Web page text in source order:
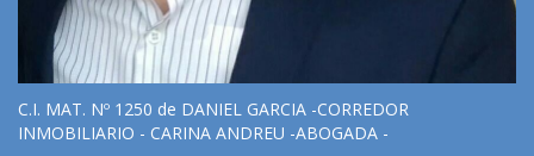
C.I. MAT. Nº 1250 de DANIEL GARCIA -CORREDOR
INMOBILIARIO - CARINA ANDREU -ABOGADA -